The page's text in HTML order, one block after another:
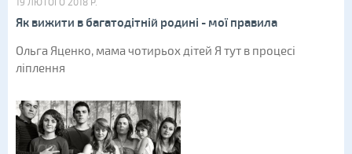
19 ЛЮТОГО 2018 Р.
Як вижити в багатодітній родині - мої правила
Ольга Яценко, мама чотирьох дітей Я тут в процесі
ліплення